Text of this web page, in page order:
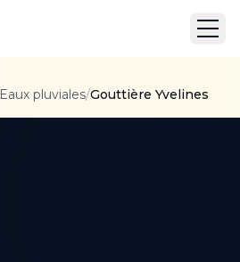
Eaux pluviales/Gouttière Yvelines